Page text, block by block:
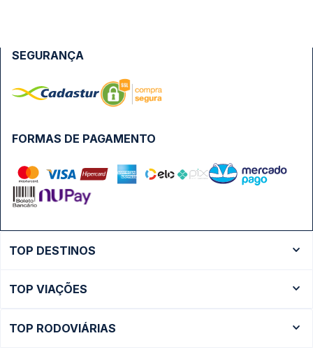
FORMAS DE PAGAMENTO
SEGURANÇA
TOP DESTINOS
Ônibus São Paulo
TOP VIAÇÕES
TOP RODOVIÁRIAS